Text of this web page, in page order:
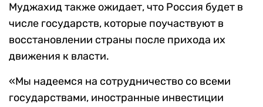
Муджахид также ожидает, что Россия будет в
числе государств, которые поучаствуют в
восстановлении страны после прихода их
движения к власти.
«Мы надеемся на сотрудничество со всеми
государствами, иностранные инвестиции